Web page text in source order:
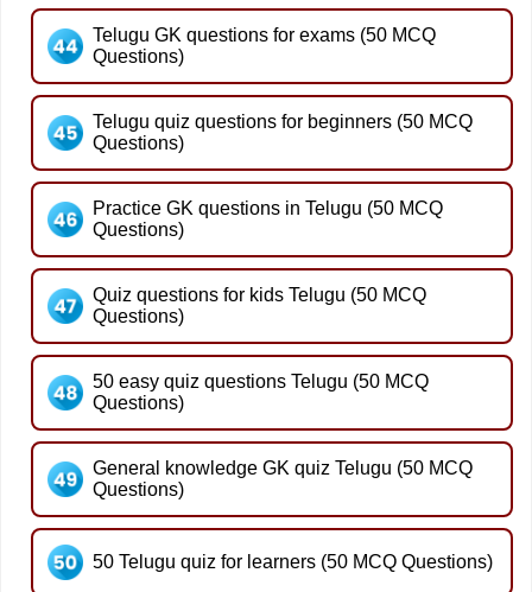
Telugu GK questions for exams (50 MCQ
Questions)
Telugu quiz questions for beginners (50 MCQ
Questions)
Practice GK questions in Telugu (50 MCQ
Questions)
Quiz questions for kids Telugu (50 MCQ
Questions)
50 easy quiz questions Telugu (50 MCQ
Questions)
General knowledge GK quiz Telugu (50 MCQ
Questions)
50 Telugu quiz for learners (50 MCQ Questions)